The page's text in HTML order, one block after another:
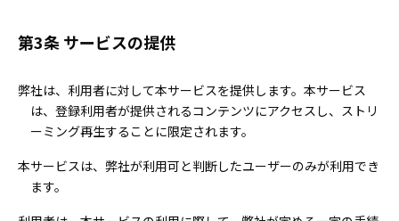
第3条 サービスの提供
弊社は、利用者に対して本サービスを提供します。本サービス
は、登録利用者が提供されるコンテンツにアクセスし、ストリ
ーミング再生することに限定されます。
本サービスは、弊社が利用可と判断したユーザーのみが利用でき
ます。